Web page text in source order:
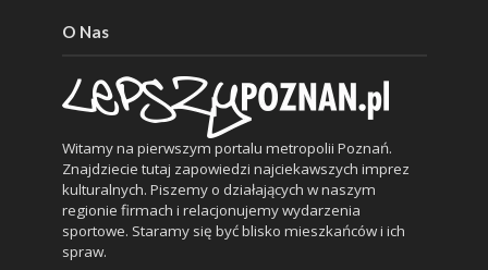
O Nas
Witamy na pierwszym portalu metropolii Poznań.
Znajdziecie tutaj zapowiedzi najciekawszych imprez
kulturalnych. Piszemy o działających w naszym
regionie firmach i relacjonujemy wydarzenia
sportowe. Staramy się być blisko mieszkańców i ich
spraw.